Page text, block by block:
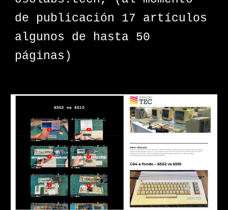
de publicación 17 artículos
algunos de hasta 50
páginas)